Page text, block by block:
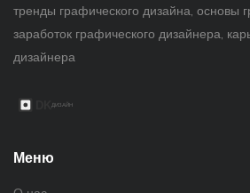
тренды графического дизайна, основы
заработок графического дизайнера,
дизайнера
Меню